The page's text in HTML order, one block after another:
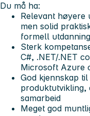
Du må ha:
Relevant høyere
men solid
formell utdanning
Sterk
C#, .NET/.NET
Microsoft Azure
God kjennskap
produktutvikling,
samarbeid
Meget god